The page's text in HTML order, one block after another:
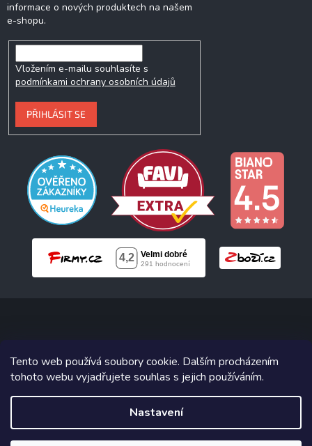
Tento web používá soubory cookie. Dalším procházením
tohoto webu vyjadřujete souhlas s jejich používáním.
Nastavení
informace o nových produktech na našem
e-shopu.
Vložením e-mailu souhlasíte s
podmínkami ochrany osobních údajů
PŘIHLÁSIT SE
Copyright 2026 Neonabytek.cz
. Všechna práva vyhrazena.
Grafický návrh vytvořil a na Shoptet implementoval Tomáš Hlad
Shoptetak.cz.